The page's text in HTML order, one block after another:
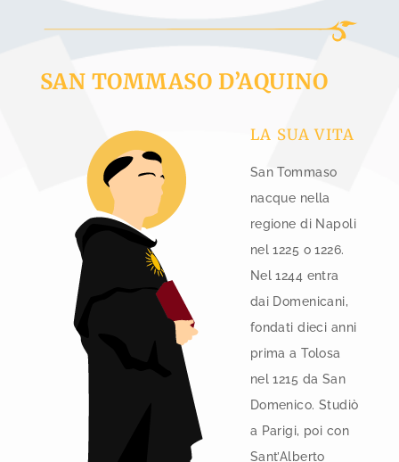
SAN TOMMASO D’AQUINO
LA SUA VITA
San Tommaso
nacque nella
regione di Napoli
nel 1225 o 1226.
Nel 1244 entra
dai Domenicani,
fondati dieci anni
prima a Tolosa
nel 1215 da San
Domenico. Studiò
a Parigi, poi con
Sant’Alberto